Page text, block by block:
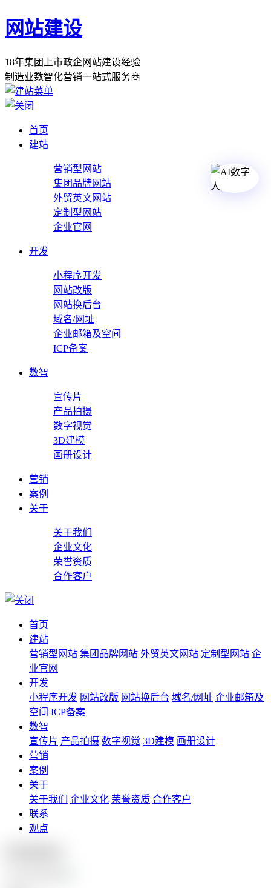
网站建设
18年集团 上市政企网 站建设经验
制 造业数智化营销一站式服务商
首页
建站
营销型网站
集团品牌网站
外贸英文网站
定制型网站
企业官网
开发
小程序开发
网站改版
网站换后台
域名/网址
企业邮箱及空间
ICP备案
数智
宣传片
产品拍摄
数字视觉
3D建模
画册设计
营销
案例
关于
关于我们
企业文化
荣誉资质
合作客户
首页
建站
营销型网站 集团品牌网站 外贸英文网站 定制型网站 企
业官网
开发
小程序开发 网站改版 网站换后台 域名/网址 企业邮箱及
空间 ICP备案
数智
宣传片 产品拍摄 数字视觉 3D建模 画册设计
营销
案例
关于
关于我们
企业文化 荣誉资质 合作客户
联系
观点